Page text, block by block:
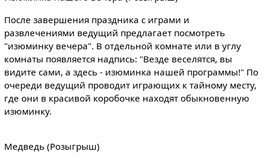
После завершения праздника с играми и
развлечениями ведущий предлагает посмотреть
"изюминку вечера". В отдельной комнате или в углу
комнаты появляется надпись: "Везде веселятся, вы
видите сами, а здесь - изюминка нашей программы!" По
очереди ведущий проводит играющих к тайному месту,
где они в красивой коробочке находят обыкновенную
изюминку.
Медведь (Розыгрыш)